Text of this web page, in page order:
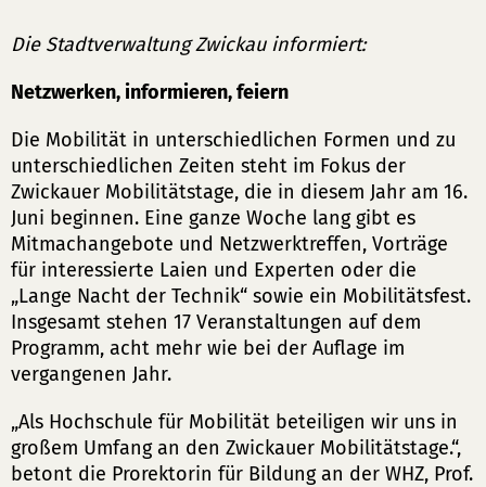
Die Stadtverwaltung Zwickau informiert:
Netzwerken, informieren, feiern
Die Mobilität in unterschiedlichen Formen und zu
unterschiedlichen Zeiten steht im Fokus der
Zwickauer Mobilitätstage, die in diesem Jahr am 16.
Juni beginnen. Eine ganze Woche lang gibt es
Mitmachangebote und Netzwerktreffen, Vorträge
für interessierte Laien und Experten oder die
„Lange Nacht der Technik“ sowie ein Mobilitätsfest.
Insgesamt stehen 17 Veranstaltungen auf dem
Programm, acht mehr wie bei der Auflage im
vergangenen Jahr.
„Als Hochschule für Mobilität beteiligen wir uns in
großem Umfang an den Zwickauer Mobilitätstage.“,
betont die Prorektorin für Bildung an der WHZ, Prof.